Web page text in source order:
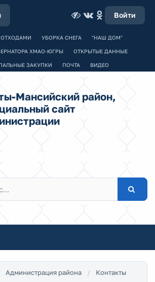
Войти
УБОРКА СНЕГА "НАШ ДОМ"
ХМАО-ЮГРЫ ОТКРЫТЫЕ ДАННЫЕ
ЗАКУПКИ ПОЧТА ВИДЕО
Мансийский район,
сайт
Администрация района
Контакты